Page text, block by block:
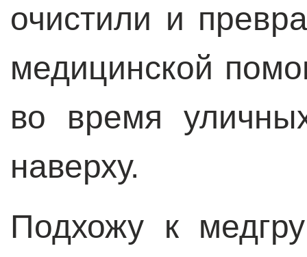
очистили и
медицинской
во время
наверху.
Подхожу к